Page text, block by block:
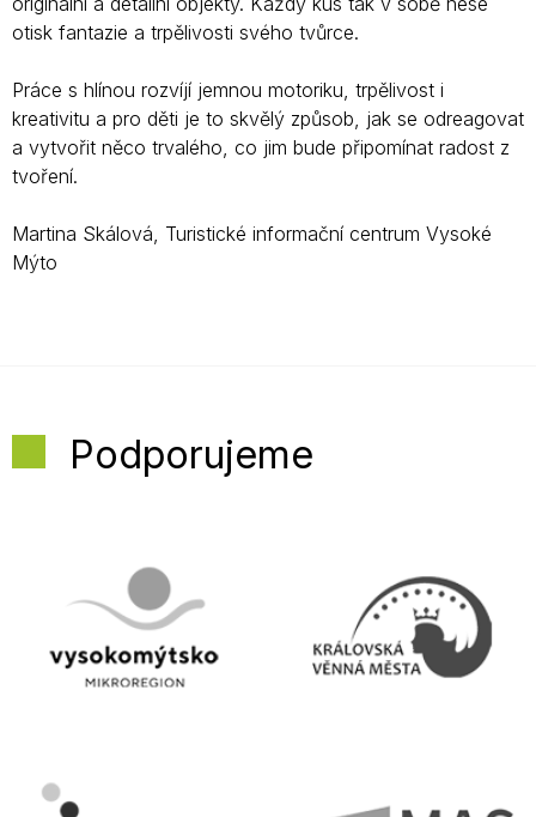
otisk fantazie a trpělivosti svého tvůrce.
Práce s hlínou rozvíjí jemnou motoriku, trpělivost i
kreativitu a pro děti je to skvělý způsob, jak se odreagovat
a vytvořit něco trvalého, co jim bude připomínat radost z
tvoření.
Martina Skálová, Turistické informační centrum Vysoké
Mýto
Podporujeme